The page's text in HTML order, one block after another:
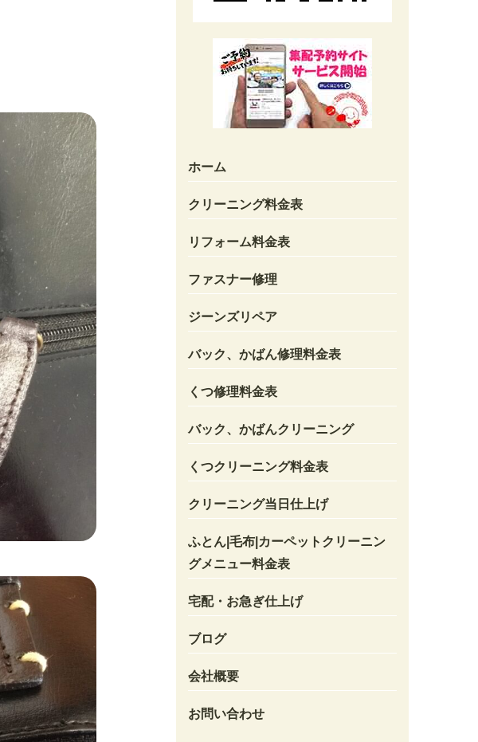
ホーム
クリーニング料金表
リフォーム料金表
ファスナー修理
ジーンズリペア
バック、かばん修理料金表
くつ修理料金表
バック、かばんクリーニング
くつクリーニング料金表
クリーニング当日仕上げ
ふとん|毛布|カーペットクリーニン
グメニュー料金表
宅配・お急ぎ仕上げ
ブログ
会社概要
お問い合わせ